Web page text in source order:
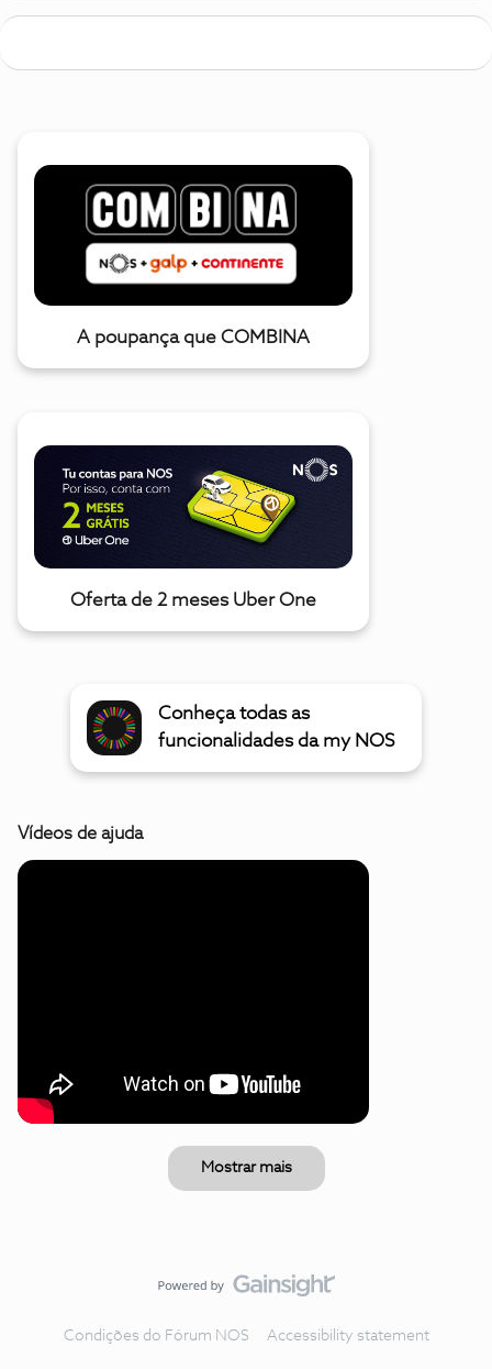
A poupança que COMBINA
Oferta de 2 meses Uber One
Conheça todas as
funcionalidades da my NOS
Vídeos de ajuda
Mostrar mais
Condições do Fórum NOS Accessibility statement